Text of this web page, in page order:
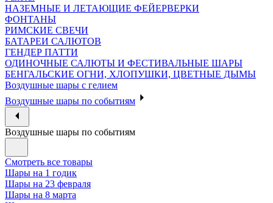
НАЗЕМНЫЕ И ЛЕТАЮЩИЕ ФЕЙЕРВЕРКИ
ФОНТАНЫ
РИМСКИЕ СВЕЧИ
БАТАРЕИ САЛЮТОВ
ГЕНДЕР ПАТТИ
ОДИНОЧНЫЕ САЛЮТЫ И ФЕСТИВАЛЬНЫЕ ШАРЫ
БЕНГАЛЬСКИЕ ОГНИ, ХЛОПУШКИ, ЦВЕТНЫЕ ДЫМЫ
Воздушные шары с гелием
Воздушные шары по событиям
Воздушные шары по событиям
Смотреть все товары
Шары на 1 годик
Шары на 23 февраля
Шары на 8 марта